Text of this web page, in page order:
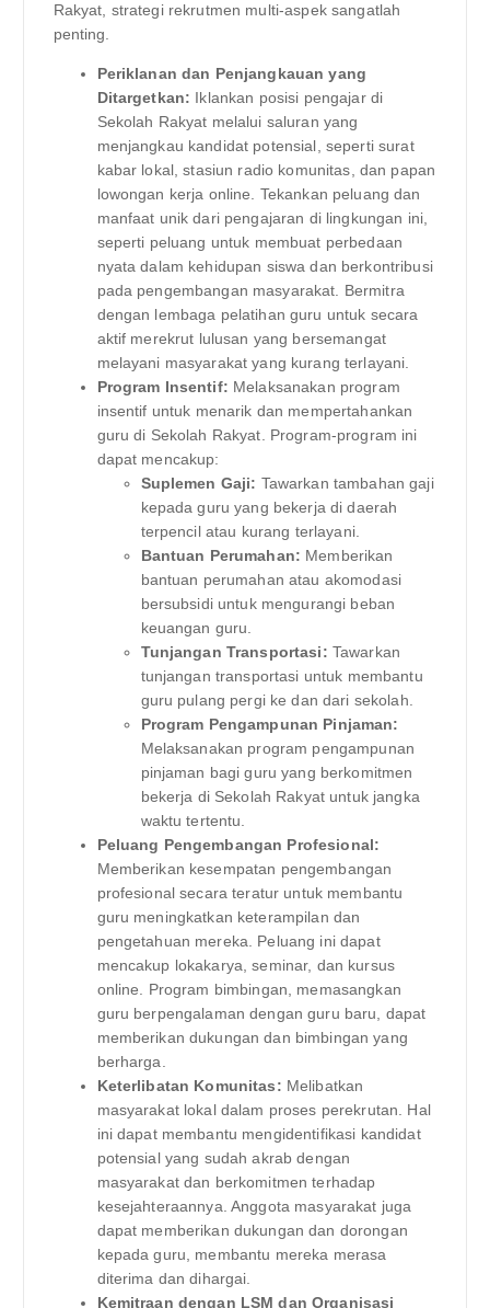
Rakyat, strategi rekrutmen multi-aspek sangatlah
penting.
Periklanan dan Penjangkauan yang
Ditargetkan: Iklankan posisi pengajar di
Sekolah Rakyat melalui saluran yang
menjangkau kandidat potensial, seperti surat
kabar lokal, stasiun radio komunitas, dan papan
lowongan kerja online. Tekankan peluang dan
manfaat unik dari pengajaran di lingkungan ini,
seperti peluang untuk membuat perbedaan
nyata dalam kehidupan siswa dan berkontribusi
pada pengembangan masyarakat. Bermitra
dengan lembaga pelatihan guru untuk secara
aktif merekrut lulusan yang bersemangat
melayani masyarakat yang kurang terlayani.
Program Insentif: Melaksanakan program
insentif untuk menarik dan mempertahankan
guru di Sekolah Rakyat. Program-program ini
dapat mencakup:
Suplemen Gaji: Tawarkan tambahan gaji
kepada guru yang bekerja di daerah
terpencil atau kurang terlayani.
Bantuan Perumahan: Memberikan
bantuan perumahan atau akomodasi
bersubsidi untuk mengurangi beban
keuangan guru.
Tunjangan Transportasi: Tawarkan
tunjangan transportasi untuk membantu
guru pulang pergi ke dan dari sekolah.
Program Pengampunan Pinjaman:
Melaksanakan program pengampunan
pinjaman bagi guru yang berkomitmen
bekerja di Sekolah Rakyat untuk jangka
waktu tertentu.
Peluang Pengembangan Profesional:
Memberikan kesempatan pengembangan
profesional secara teratur untuk membantu
guru meningkatkan keterampilan dan
pengetahuan mereka. Peluang ini dapat
mencakup lokakarya, seminar, dan kursus
online. Program bimbingan, memasangkan
guru berpengalaman dengan guru baru, dapat
memberikan dukungan dan bimbingan yang
berharga.
Keterlibatan Komunitas: Melibatkan
masyarakat lokal dalam proses perekrutan. Hal
ini dapat membantu mengidentifikasi kandidat
potensial yang sudah akrab dengan
masyarakat dan berkomitmen terhadap
kesejahteraannya. Anggota masyarakat juga
dapat memberikan dukungan dan dorongan
kepada guru, membantu mereka merasa
diterima dan dihargai.
Kemitraan dengan LSM dan Organisasi